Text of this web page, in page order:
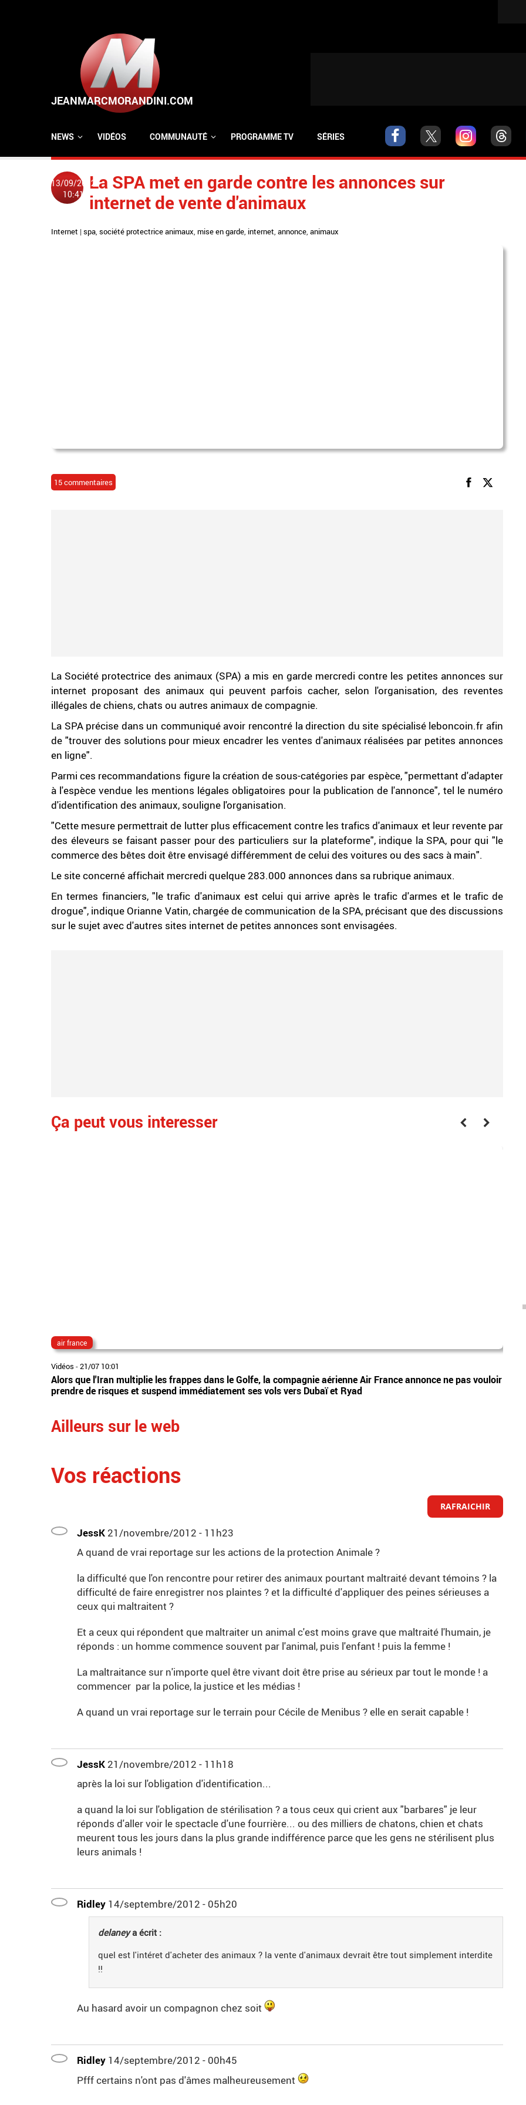
NEWS VIDÉOS COMMUNAUTÉ PROGRAMME TV SÉRIES
13/09/2012
10:41
La SPA met en garde contre les annonces sur
internet de vente d'animaux
Internet | spa, société protectrice animaux, mise en garde, internet, annonce, animaux
15 commentaires
La Société protectrice des animaux (SPA) a mis en garde mercredi contre les petites annonces sur
internet proposant des animaux qui peuvent parfois cacher, selon l'organisation, des reventes
illégales de chiens, chats ou autres animaux de compagnie.
La SPA précise dans un communiqué avoir rencontré la direction du site spécialisé leboncoin.fr afin
de "trouver des solutions pour mieux encadrer les ventes d'animaux réalisées par petites annonces
en ligne".
Parmi ces recommandations figure la création de sous-catégories par espèce, "permettant d'adapter
à l'espèce vendue les mentions légales obligatoires pour la publication de l'annonce", tel le numéro
d'identification des animaux, souligne l'organisation.
"Cette mesure permettrait de lutter plus efficacement contre les trafics d'animaux et leur revente par
des éleveurs se faisant passer pour des particuliers sur la plateforme", indique la SPA, pour qui "le
commerce des bêtes doit être envisagé différemment de celui des voitures ou des sacs à main".
Le site concerné affichait mercredi quelque 283.000 annonces dans sa rubrique animaux.
En termes financiers, "le trafic d'animaux est celui qui arrive après le trafic d'armes et le trafic de
drogue", indique Orianne Vatin, chargée de communication de la SPA, précisant que des discussions
sur le sujet avec d'autres sites internet de petites annonces sont envisagées.
Ça peut vous interesser
air france
Vidéos -21/07 10:01
Alors que l'Iran multiplie les frappes dans le Golfe, la compagnie aérienne Air France annonce ne pas vouloir
prendre de risques et suspend immédiatement ses vols vers Dubaï et Ryad
Ailleurs sur le web
Vos réactions
RAFRAICHIR
JessK 21/novembre/2012 - 11h23
A quand de vrai reportage sur les actions de la protection Animale ?
la difficulté que l'on rencontre pour retirer des animaux pourtant maltraité devant témoins ? la
difficulté de faire enregistrer nos plaintes ? et la difficulté d'appliquer des peines sérieuses a
ceux qui maltraitent ?
Et a ceux qui répondent que maltraiter un animal c'est moins grave que maltraité l'humain, je
réponds : un homme commence souvent par l'animal, puis l'enfant ! puis la femme !
La maltraitance sur n'importe quel être vivant doit être prise au sérieux par tout le monde ! a
commencer par la police, la justice et les médias !
A quand un vrai reportage sur le terrain pour Cécile de Menibus ? elle en serait capable !
JessK 21/novembre/2012 - 11h18
après la loi sur l'obligation d'identification...
a quand la loi sur l'obligation de stérilisation ? a tous ceux qui crient aux "barbares" je leur
réponds d'aller voir le spectacle d'une fourrière... ou des milliers de chatons, chien et chats
meurent tous les jours dans la plus grande indifférence parce que les gens ne stérilisent plus
leurs animals !
Ridley 14/septembre/2012 - 05h20
delaneya écrit :
quel est l'intéret d'acheter des animaux ? la vente d'animaux devrait être tout simplement interdite
!!
Au hasard avoir un compagnon chez soit
Ridley 14/septembre/2012 - 00h45
Pfff certains n'ont pas d'âmes malheureusement